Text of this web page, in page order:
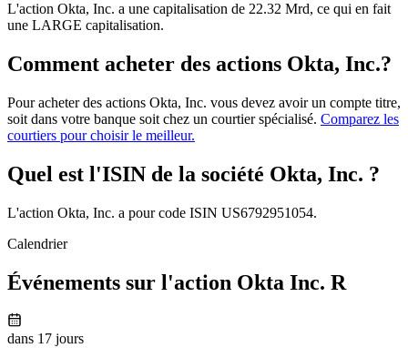
L'action Okta, Inc. a une capitalisation de 22.32 Mrd, ce qui en fait
une LARGE capitalisation.
Comment acheter des actions Okta, Inc.?
Pour acheter des actions Okta, Inc. vous devez avoir un compte titre,
soit dans votre banque soit chez un courtier spécialisé. Comparez les
courtiers pour choisir le meilleur.
Quel est l'ISIN de la société Okta, Inc. ?
L'action Okta, Inc. a pour code ISIN US6792951054.
Calendrier
Événements sur l'action Okta Inc. R
dans 17 jours